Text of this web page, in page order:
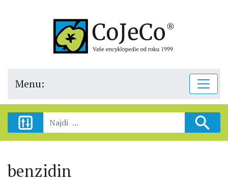
Menu:
benzidin